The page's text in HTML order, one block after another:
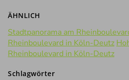
ÄHNLICH
Stadtpanorama am
Rheinboulevard in Köln-Deutz
Rheinboulevard in Köln-Deutz
Schlagwörter